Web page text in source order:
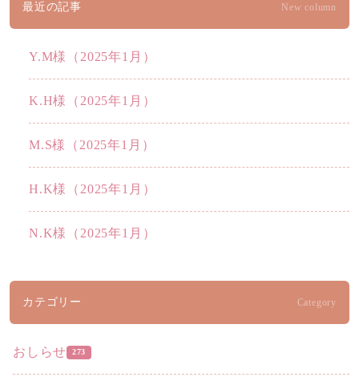
最近の記事 New column
Y.M様（2025年1月）
K.H様（2025年1月）
M.S様（2025年1月）
H.K様（2025年1月）
N.K様（2025年1月）
カテゴリー Category
おしらせ 273